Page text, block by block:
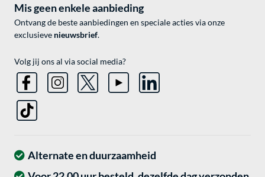
Mis geen enkele aanbieding
Ontvang de beste aanbiedingen en speciale acties via onze
exclusieve nieuwsbrief.
Volg jij ons al via social media?
Alternate en duurzaamheid